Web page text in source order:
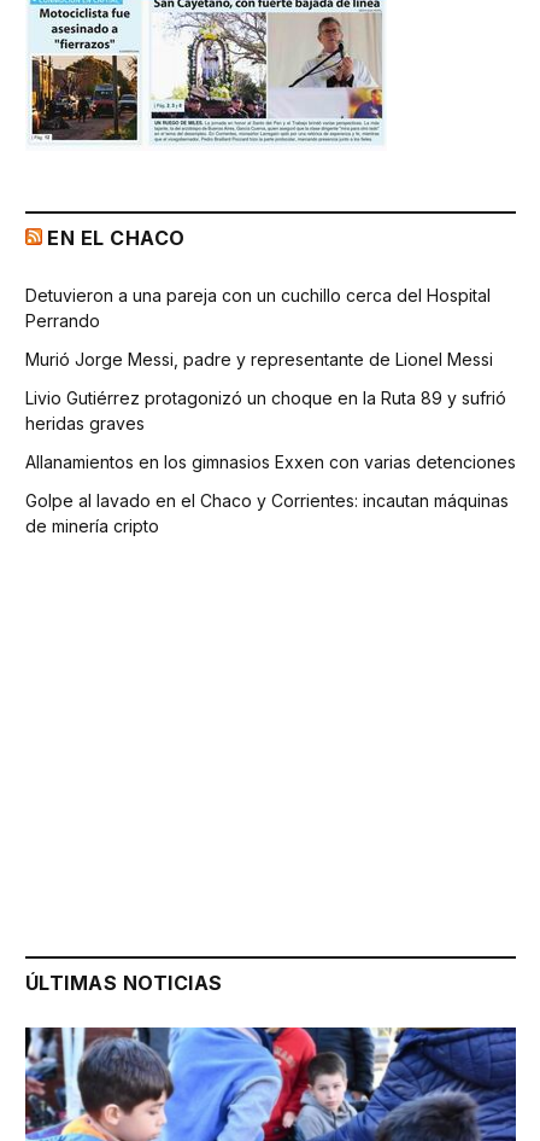
EN EL CHACO
Detuvieron a una pareja con un cuchillo cerca del Hospital
Perrando
Murió Jorge Messi, padre y representante de Lionel Messi
Livio Gutiérrez protagonizó un choque en la Ruta 89 y sufrió
heridas graves
Allanamientos en los gimnasios Exxen con varias detenciones
Golpe al lavado en el Chaco y Corrientes: incautan máquinas
de minería cripto
ÚLTIMAS NOTICIAS